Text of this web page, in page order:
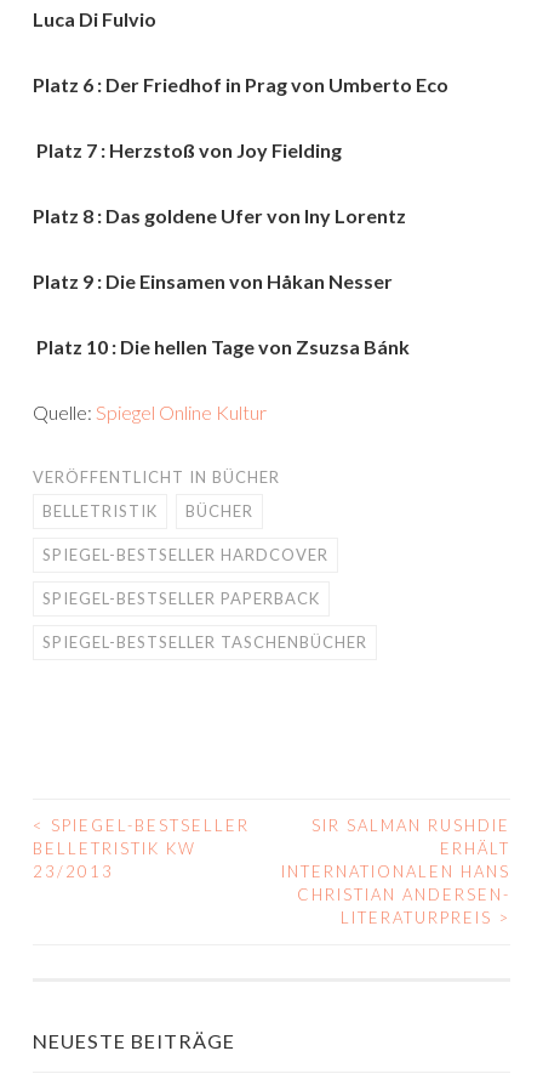
Luca Di Fulvio
Platz 6 : Der Friedhof in Prag von Umberto Eco
Platz 7 : Herzstoß von Joy Fielding
Platz 8 : Das goldene Ufer von Iny Lorentz
Platz 9 : Die Einsamen von Håkan Nesser
Platz 10 : Die hellen Tage von Zsuzsa Bánk
Quelle: Spiegel Online Kultur
VERÖFFENTLICHT IN BÜCHER
BELLETRISTIK
BÜCHER
SPIEGEL-BESTSELLER HARDCOVER
SPIEGEL-BESTSELLER PAPERBACK
SPIEGEL-BESTSELLER TASCHENBÜCHER
BEITRAGS-
NAVIGATION
<
SPIEGEL-BESTSELLER
BELLETRISTIK KW
23/2013
SIR SALMAN RUSHDIE
ERHÄLT
INTERNATIONALEN HANS
CHRISTIAN ANDERSEN-
LITERATURPREIS >
NEUESTE BEITRÄGE